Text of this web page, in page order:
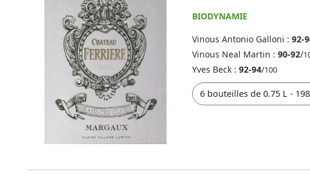
BIODYNAMIE
Vinous Antonio Galloni : 92-
Vinous Neal Martin : 90-92/
Yves Beck : 92-94/100